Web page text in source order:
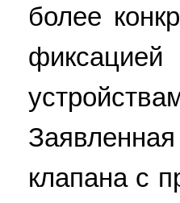
более
клапана с